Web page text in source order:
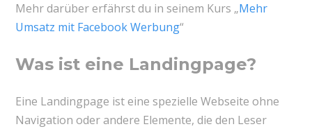
Mehr darüber erfährst du in seinem Kurs „Mehr
Umsatz mit Facebook Werbung“
Was ist eine Landingpage?
Eine Landingpage ist eine spezielle Webseite ohne
Navigation oder andere Elemente, die den Leser